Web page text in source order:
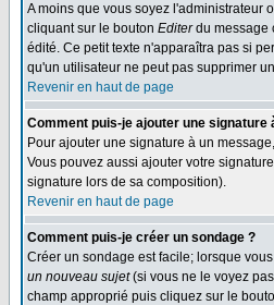
A moins que vous soyez l'administrateur
cliquant sur le bouton Editerdu message
édité. Ce petit texte n'apparaîtra pas si
qu'un utilisateur ne peut pas supprimer
Revenir en haut de page
Comment puis-je ajouter une signature
Pour ajouter une signature à un
Vous pouvez aussi ajouter votre
signature lors de sa composition).
Revenir en haut de page
Comment puis-je créer un sondage ?
Créer un sondage est facile; lorsque
un nouveau sujet(si vous ne le voyez
champ approprié puis cliquez sur le